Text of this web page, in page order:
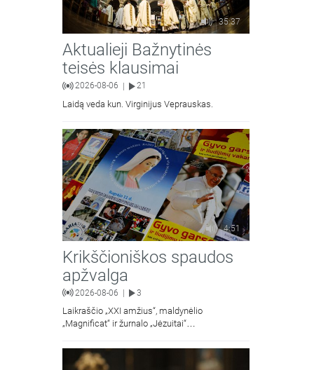
35:37
Aktualieji Bažnytinės
teisės klausimai
2026-08-06 21
Laidą veda kun. Virginijus Veprauskas.
4:51
Krikščioniškos spaudos
apžvalga
2026-08-06 3
Laikraščio „XXI amžius“, maldynėlio
„Magnificat“ ir žurnalo „Jėzuitai“